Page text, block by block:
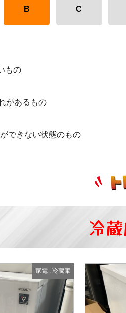
B C
もの
があるもの
できない状態のもの
冷
家電, 冷蔵庫